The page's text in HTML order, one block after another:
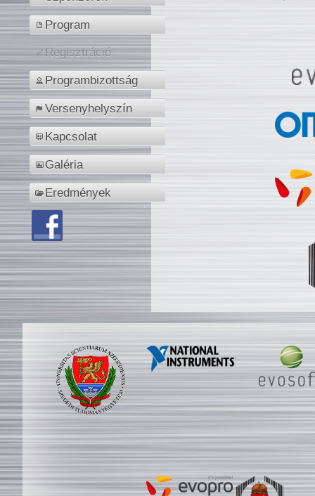
Program
Regisztráció
Programbizottság
Versenyhelyszín
Kapcsolat
Galéria
Eredmények